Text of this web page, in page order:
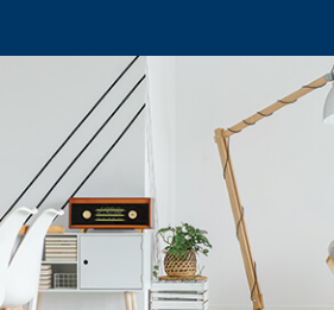
DE L'ANCIEN
Type de bien